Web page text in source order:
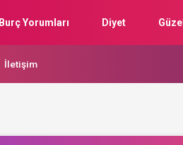
Burç Yorumları Diyet
İletişim